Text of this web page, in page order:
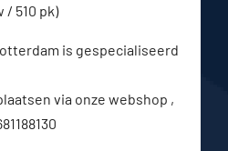
/ 510 pk)
is gespecialiseerd
via onze webshop ,